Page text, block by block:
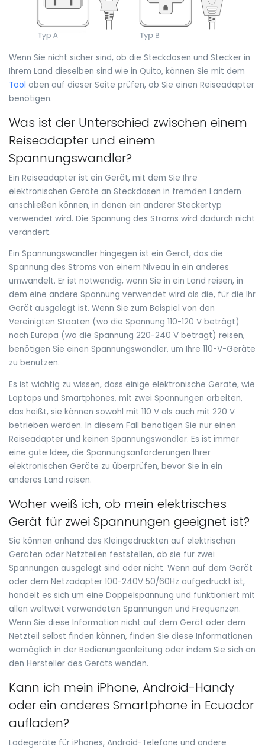
Wenn Sie nicht sicher sind, ob die Steckdosen und Stecker in
Ihrem Land dieselben sind wie in Quito, können Sie mit dem
Tool oben auf dieser Seite prüfen, ob Sie einen Reiseadapter
benötigen.
Was ist der Unterschied zwischen einem
Reiseadapter und einem
Spannungswandler?
Ein Reiseadapter ist ein Gerät, mit dem Sie Ihre
elektronischen Geräte an Steckdosen in fremden Ländern
anschließen können, in denen ein anderer Steckertyp
verwendet wird. Die Spannung des Stroms wird dadurch nicht
verändert.
Ein Spannungswandler hingegen ist ein Gerät, das die
Spannung des Stroms von einem Niveau in ein anderes
umwandelt. Er ist notwendig, wenn Sie in ein Land reisen, in
dem eine andere Spannung verwendet wird als die, für die Ihr
Gerät ausgelegt ist. Wenn Sie zum Beispiel von den
Vereinigten Staaten (wo die Spannung 110-120 V beträgt)
nach Europa (wo die Spannung 220-240 V beträgt) reisen,
benötigen Sie einen Spannungswandler, um Ihre 110-V-Geräte
zu benutzen.
Es ist wichtig zu wissen, dass einige elektronische Geräte, wie
Laptops und Smartphones, mit zwei Spannungen arbeiten,
das heißt, sie können sowohl mit 110 V als auch mit 220 V
betrieben werden. In diesem Fall benötigen Sie nur einen
Reiseadapter und keinen Spannungswandler. Es ist immer
eine gute Idee, die Spannungsanforderungen Ihrer
elektronischen Geräte zu überprüfen, bevor Sie in ein
anderes Land reisen.
Woher weiß ich, ob mein elektrisches
Gerät für zwei Spannungen geeignet ist?
Sie können anhand des Kleingedruckten auf elektrischen
Geräten oder Netzteilen feststellen, ob sie für zwei
Spannungen ausgelegt sind oder nicht. Wenn auf dem Gerät
oder dem Netzadapter 100-240V 50/60Hz aufgedruckt ist,
handelt es sich um eine Doppelspannung und funktioniert mit
allen weltweit verwendeten Spannungen und Frequenzen.
Wenn Sie diese Information nicht auf dem Gerät oder dem
Netzteil selbst finden können, finden Sie diese Informationen
womöglich in der Bedienungsanleitung oder indem Sie sich an
den Hersteller des Geräts wenden.
Kann ich mein iPhone, Android-Handy
oder ein anderes Smartphone in Ecuador
aufladen?
Ladegeräte für iPhones, Android-Telefone und andere